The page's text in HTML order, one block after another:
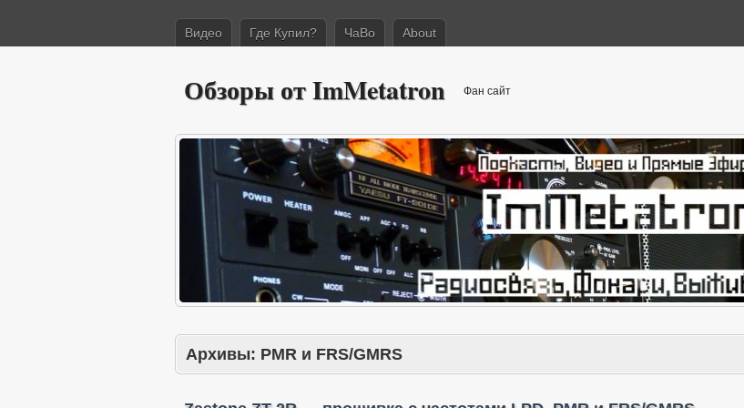
Видео Где Купил? ЧаВо About
Обзоры от ImMetatron Фан сайт
Архивы: PMR и FRS/GMRS